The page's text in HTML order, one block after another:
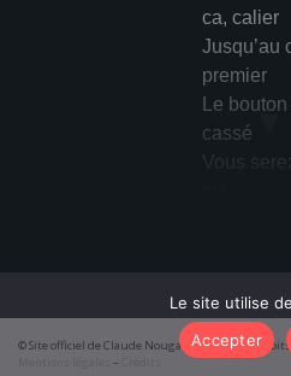
ca, calier
Jusqu’au
premier
Le
cassé
Vous
Dans le
Les po
N’allez
▼
© Site officiel de Claude Nougaro 2026 – Tous
–
Le site utilise
Accepter